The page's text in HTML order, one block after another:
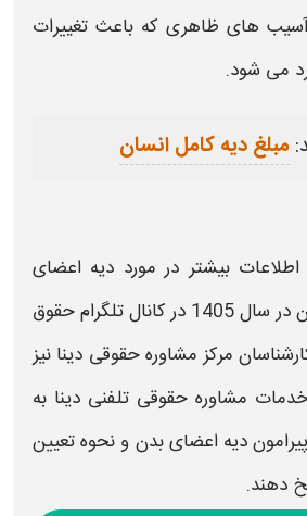
آسیب های ظاهری که باعث تغییرات
می شود.
مبلغ دیه کامل انسان
بیشتر در مورد دیه اعضای
سال 1405
در کانال تلگرام حقوق
مرکز مشاوره حقوقی دینا نیز
خدمات مشاوره حقوقی تلفنی دینا به
دیه اعضای بدن و نحوه تعیین
دهند.